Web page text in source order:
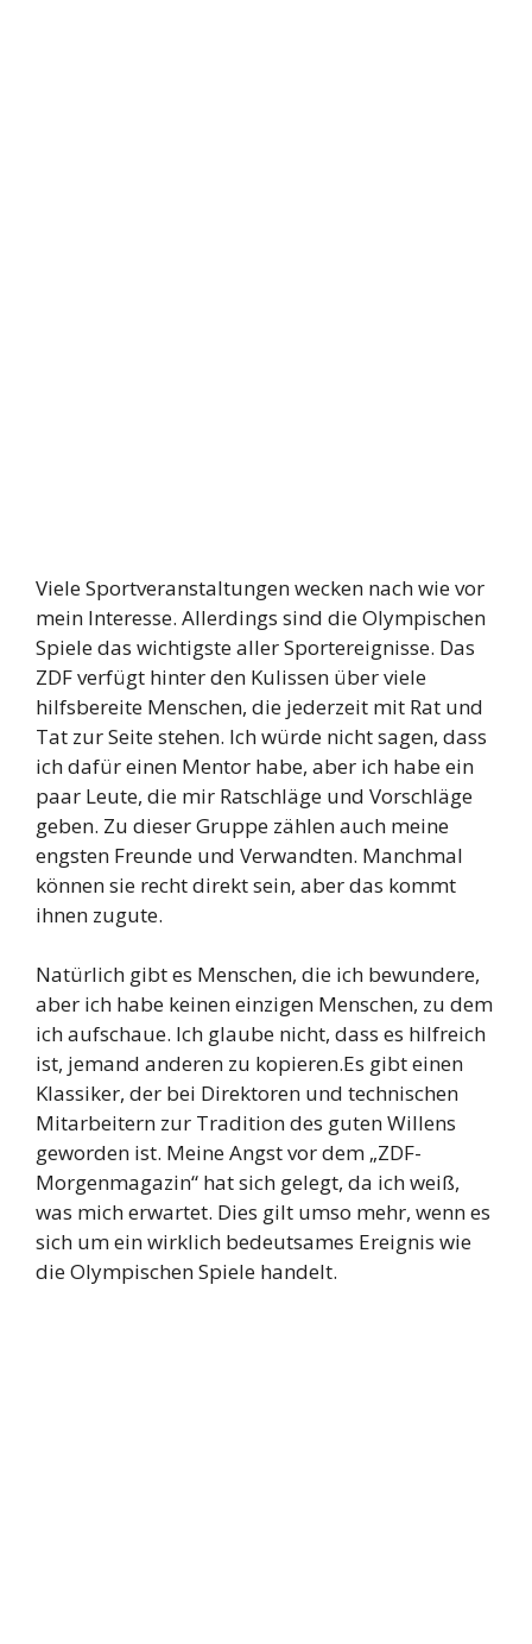
Viele Sportveranstaltungen wecken nach wie vor
mein Interesse. Allerdings sind die Olympischen
Spiele das wichtigste aller Sportereignisse. Das
ZDF verfügt hinter den Kulissen über viele
hilfsbereite Menschen, die jederzeit mit Rat und
Tat zur Seite stehen. Ich würde nicht sagen, dass
ich dafür einen Mentor habe, aber ich habe ein
paar Leute, die mir Ratschläge und Vorschläge
geben. Zu dieser Gruppe zählen auch meine
engsten Freunde und Verwandten. Manchmal
können sie recht direkt sein, aber das kommt
ihnen zugute.
Natürlich gibt es Menschen, die ich bewundere,
aber ich habe keinen einzigen Menschen, zu dem
ich aufschaue. Ich glaube nicht, dass es hilfreich
ist, jemand anderen zu kopieren.Es gibt einen
Klassiker, der bei Direktoren und technischen
Mitarbeitern zur Tradition des guten Willens
geworden ist. Meine Angst vor dem „ZDF-
Morgenmagazin“ hat sich gelegt, da ich weiß,
was mich erwartet. Dies gilt umso mehr, wenn es
sich um ein wirklich bedeutsames Ereignis wie
die Olympischen Spiele handelt.